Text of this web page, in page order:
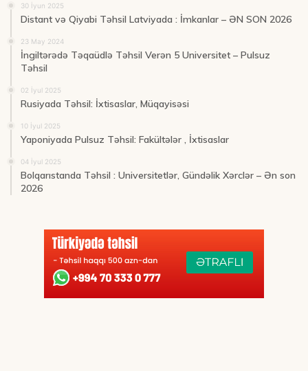
30 İyun 2025
Distant və Qiyabi Təhsil Latviyada : İmkanlar – ƏN SON 2026
23 May 2024
İngiltərədə Təqaüdlə Təhsil Verən 5 Universitet – Pulsuz
Təhsil
02 İyul 2025
Rusiyada Təhsil: İxtisaslar, Müqayisəsi
10 İyul 2025
Yaponiyada Pulsuz Təhsil: Fakültələr , İxtisaslar
04 İyul 2025
Bolqarıstanda Təhsil : Universitetlər, Gündəlik Xərclər – Ən son
2026